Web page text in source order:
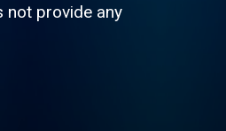
not provide any